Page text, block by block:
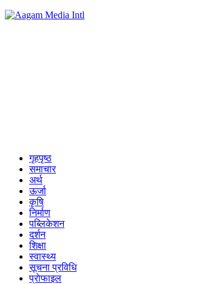
गृहपृष्ठ
समाचार
अर्थ
ऊर्जा
कृषि
निर्माण
पब्लिकेशन
दर्शन
शिक्षा
स्वास्थ्य
सूचना प्रविधि
प्राेफाइल